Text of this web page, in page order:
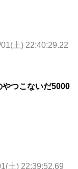
土) 22:40:29.22
つこないだ5000
土) 22:39:52.69